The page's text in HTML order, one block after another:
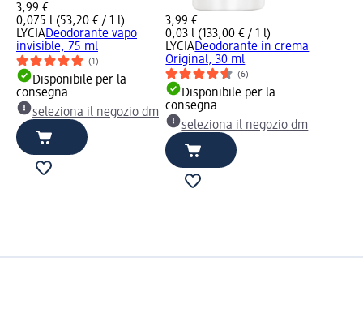
3,99 €
0,075 l (53,20 € / 1 l)
LYCIADeodorante vapo
invisible, 75 ml
(1)
Disponibile per la
consegna
seleziona il negozio dm
3,99 €
0,03 l (133,00 € / 1 l)
LYCIADeodorante in crema
Original, 30 ml
(6)
Disponibile per la
consegna
seleziona il negozio dm